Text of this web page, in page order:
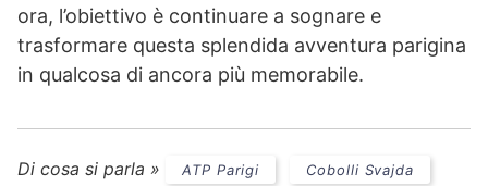
ora, l’obiettivo è continuare a sognare e
trasformare questa splendida avventura parigina
in qualcosa di ancora più memorabile.
Di cosa si parla » ATP Parigi Cobolli Svajda